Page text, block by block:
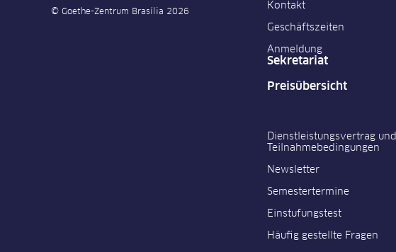
© Goethe-Zentrum Brasília 2026
Kontakt
Geschäftszeiten
Anmeldung
Sekretariat
Preisübersicht
Dienstleistungsvertrag und
Teilnahmebedingungen
Newsletter
Semestertermine
Einstufungstest
Häufig gestellte Fragen